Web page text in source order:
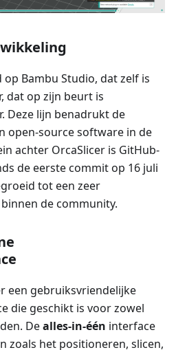
op Bambu Studio, dat zelf is
dat op zijn beurt is
Deze lijn benadrukt de
open-source software in de
achter OrcaSlicer is GitHub-
de eerste commit op 16 juli
tot een zeer
de community.
een gebruiksvriendelijke
die geschikt is voor zowel
Dealles-in-één interface
zoals het positioneren, slicen,